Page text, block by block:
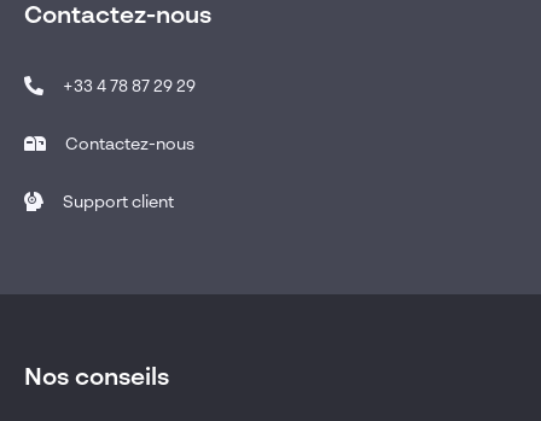
Contactez-nous
+33 4 78 87 29 29
Contactez-nous
Support client
Nos conseils